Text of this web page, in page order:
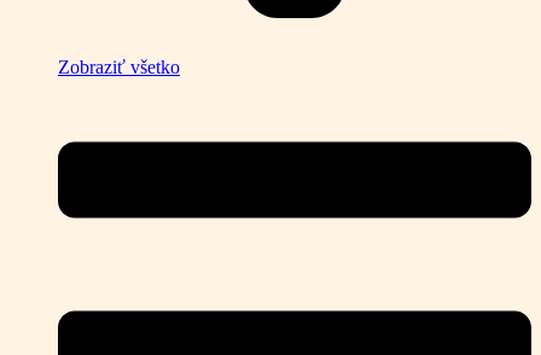
Zobraziť všetko